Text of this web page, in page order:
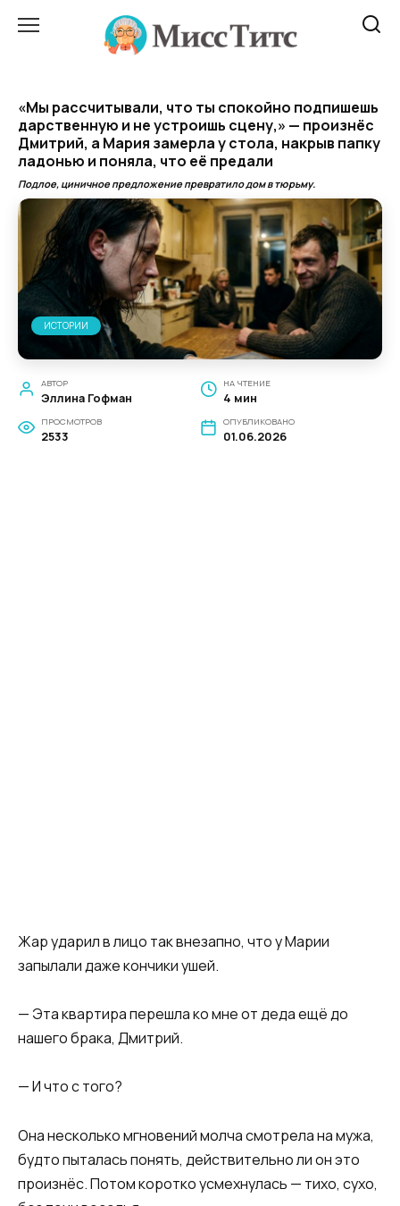
«Мы рассчитывали, что ты спокойно подпишешь
дарственную и не устроишь сцену,» — произнёс
Дмитрий, а Мария замерла у стола, накрыв папку
ладонью и поняла, что её предали
Подлое, циничное предложение превратило дом в тюрьму.
ИСТОРИИ
АВТОР
Эллина Гофман
НА ЧТЕНИЕ
4 мин
ПРОСМОТРОВ
2533
ОПУБЛИКОВАНО
01.06.2026
Жар ударил в лицо так внезапно, что у Марии
запылали даже кончики ушей.
— Эта квартира перешла ко мне от деда ещё до
нашего брака, Дмитрий.
— И что с того?
Она несколько мгновений молча смотрела на мужа,
будто пыталась понять, действительно ли он это
произнёс. Потом коротко усмехнулась — тихо, сухо,